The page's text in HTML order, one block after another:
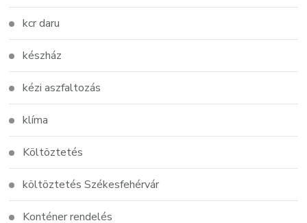
kcr daru
készház
kézi aszfaltozás
klíma
Költöztetés
költöztetés Székesfehérvár
Konténer rendelés